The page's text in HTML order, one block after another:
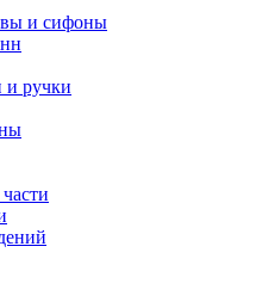
и сифоны
и ручки